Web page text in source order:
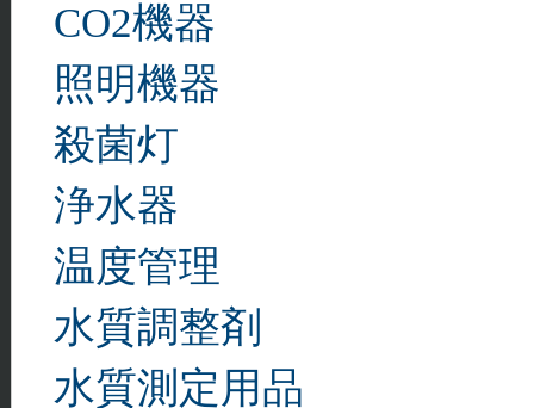
CO2機器
照明機器
殺菌灯
浄水器
温度管理
水質調整剤
水質測定用品